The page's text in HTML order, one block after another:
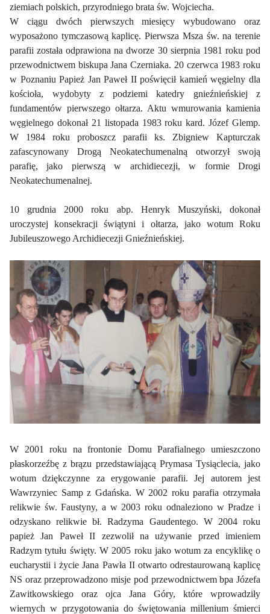
ziemiach polskich, przyrodniego brata św. Wojciecha.
W ciągu dwóch pierwszych miesięcy wybudowano oraz
wyposażono tymczasową kaplicę. Pierwsza Msza św. na terenie
parafii została odprawiona na dworze 30 sierpnia 1981 roku pod
przewodnictwem biskupa Jana Czerniaka. 20 czerwca 1983 roku
w Poznaniu Papież Jan Paweł II poświęcił kamień węgielny dla
kościoła, wydobyty z podziemi katedry gnieźnieńskiej z
fundamentów pierwszego ołtarza. Aktu wmurowania kamienia
węgielnego dokonał 21 listopada 1983 roku kard. Józef Glemp.
W 1984 roku proboszcz parafii ks. Zbigniew Kapturczak
zafascynowany Drogą Neokatechumenalną otworzył swoją
parafię, jako pierwszą w archidiecezji, w formie Drogi
Neokatechumenalnej.
10 grudnia 2000 roku abp. Henryk Muszyński, dokonał
uroczystej konsekracji świątyni i ołtarza, jako wotum Roku
Jubileuszowego Archidiecezji Gnieźnieńskiej.
W 2001 roku na frontonie Domu Parafialnego umieszczono
płaskorzeźbę z brązu przedstawiającą Prymasa Tysiąclecia, jako
wotum dziękczynne za erygowanie parafii. Jej autorem jest
Wawrzyniec Samp z Gdańska. W 2002 roku parafia otrzymała
relikwie św. Faustyny, a w 2003 roku odnaleziono w Pradze i
odzyskano relikwie bł. Radzyma Gaudentego. W 2004 roku
papież Jan Paweł II zezwolił na używanie przed imieniem
Radzym tytułu święty. W 2005 roku jako wotum za encyklikę o
eucharystii i życie Jana Pawła II otwarto odrestaurowaną kaplicę
NS oraz przeprowadzono misje pod przewodnictwem bpa Józefa
Zawitkowskiego oraz ojca Jana Góry, które wprowadziły
wiernych w przygotowania do świętowania millenium śmierci